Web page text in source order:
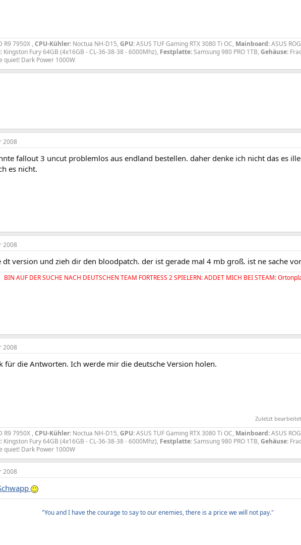
R9 7950X , CPU-Kühler: Noctua NH-D15, GPU:ASUS TUF Gaming RTX 3080 Ti OC, Mainboard:ASUS
Kingston Fury 64GB (4x16GB - CL-36-38-38 - 6000Mhz), Festplatte:Samsung 980 PRO 1TB, Gehäuse:
quiet! Dark Power 1000W
2008
fallout 3 uncut problemlos aus endland bestellen. daher denke ich nicht das es
es nicht.
2008
dt version und zieh dir den bloodpatch. der ist gerade mal 4 mb groß. ist ne sache
BIN AUF DER SUCHE NACH DEUTSCHEN TEAM FORTRESS 2 SPIELERN: ADDET MICH BEI STEAM:
2008
für die Antworten. Ich werde mir die deutsche Version holen.
Zuletzt
R9 7950X , CPU-Kühler: Noctua NH-D15, GPU:ASUS TUF Gaming RTX 3080 Ti OC, Mainboard:ASUS
Kingston Fury 64GB (4x16GB - CL-36-38-38 - 6000Mhz), Festplatte:Samsung 980 PRO 1TB, Gehäuse:
quiet! Dark Power 1000W
2008
"You and I have the courage to say to our enemies, there is a price we will not pay."